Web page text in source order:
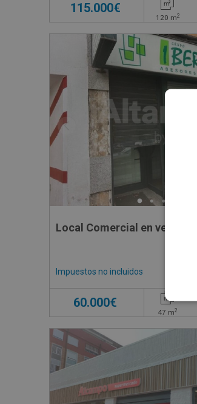
115.000€
120 m2
Local Comercial en venta en
Impuestos no incluidos
60.000€
47 m2